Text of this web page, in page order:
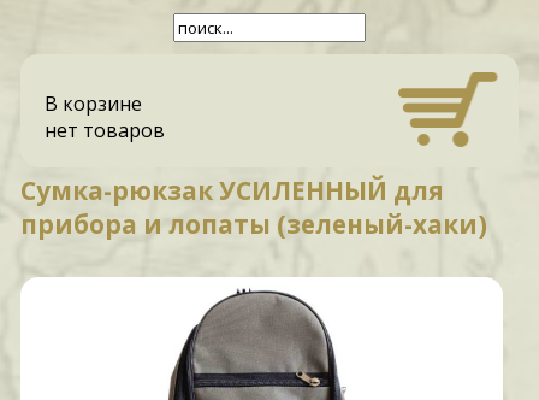
В корзине
нет товаров
Сумка-рюкзак УСИЛЕННЫЙ для
прибора и лопаты (зеленый-хаки)